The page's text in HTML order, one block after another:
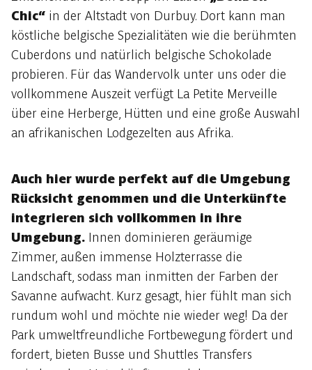
Chic“ in der Altstadt von Durbuy. Dort kann man
köstliche belgische Spezialitäten wie die berühmten
Cuberdons und natürlich belgische Schokolade
probieren. Für das Wandervolk unter uns oder die
vollkommene Auszeit verfügt La Petite Merveille
über eine Herberge, Hütten und eine große Auswahl
an afrikanischen Lodgezelten aus Afrika.
Auch hier wurde perfekt auf die Umgebung
Rücksicht genommen und die Unterkünfte
integrieren sich vollkommen in ihre
Umgebung. Innen dominieren geräumige
Zimmer, außen immense Holzterrasse die
Landschaft, sodass man inmitten der Farben der
Savanne aufwacht. Kurz gesagt, hier fühlt man sich
rundum wohl und möchte nie wieder weg! Da der
Park umweltfreundliche Fortbewegung fördert und
fordert, bieten Busse und Shuttles Transfers